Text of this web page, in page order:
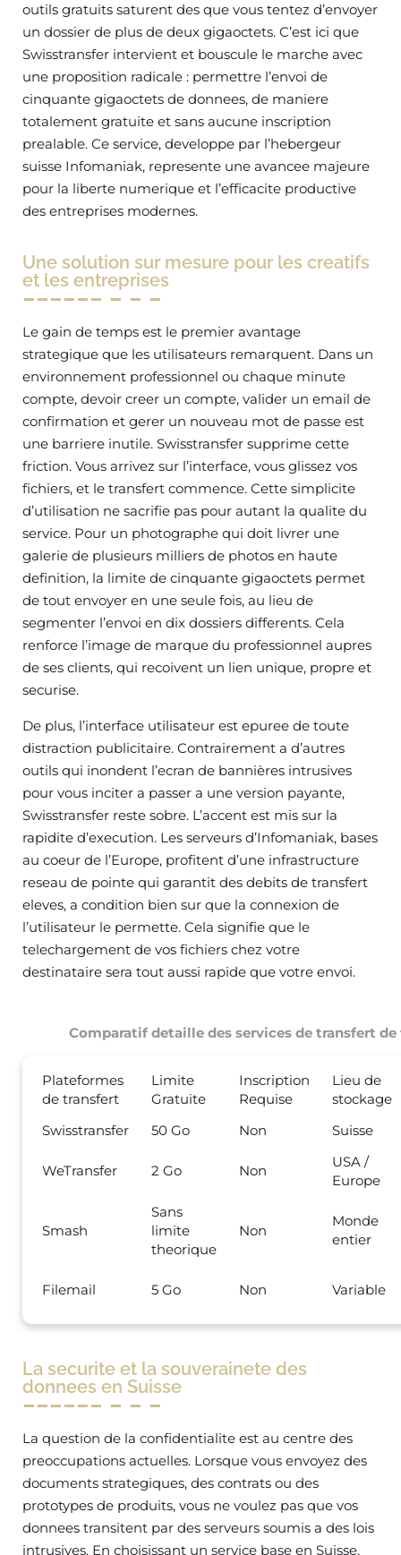
outils gratuits saturent des que vous tentez d’envoyer
un dossier de plus de deux gigaoctets. C’est ici que
Swisstransfer intervient et bouscule le marche avec
une proposition radicale : permettre l’envoi de
cinquante gigaoctets de donnees, de maniere
totalement gratuite et sans aucune inscription
prealable. Ce service, developpe par l’hebergeur
suisse Infomaniak, represente une avancee majeure
pour la liberte numerique et l’efficacite productive
des entreprises modernes.
Une solution sur mesure pour les creatifs
et les entreprises
Le gain de temps est le premier avantage
strategique que les utilisateurs remarquent. Dans un
environnement professionnel ou chaque minute
compte, devoir creer un compte, valider un email de
confirmation et gerer un nouveau mot de passe est
une barriere inutile. Swisstransfer supprime cette
friction. Vous arrivez sur l’interface, vous glissez vos
fichiers, et le transfert commence. Cette simplicite
d’utilisation ne sacrifie pas pour autant la qualite du
service. Pour un photographe qui doit livrer une
galerie de plusieurs milliers de photos en haute
definition, la limite de cinquante gigaoctets permet
de tout envoyer en une seule fois, au lieu de
segmenter l’envoi en dix dossiers differents. Cela
renforce l’image de marque du professionnel aupres
de ses clients, qui recoivent un lien unique, propre et
securise.
De plus, l’interface utilisateur est epuree de toute
distraction publicitaire. Contrairement a d’autres
outils qui inondent l’ecran de bannières intrusives
pour vous inciter a passer a une version payante,
Swisstransfer reste sobre. L’accent est mis sur la
rapidite d’execution. Les serveurs d’Infomaniak, bases
au coeur de l’Europe, profitent d’une infrastructure
reseau de pointe qui garantit des debits de transfert
eleves, a condition bien sur que la connexion de
l’utilisateur le permette. Cela signifie que le
telechargement de vos fichiers chez votre
destinataire sera tout aussi rapide que votre envoi.
Comparatif detaille des services de transfert de
Plateformes
de transfert
Limite
Gratuite
Inscription
Requise
Lieu de
stockage
Swisstransfer
50 Go Non Suisse
WeTransfer 2 Go Non
USA /
Europe
Smash
Sans
limite
theorique
Non
Monde
entier
Filemail 5 Go Non Variable
La securite et la souverainete des
donnees en Suisse
La question de la confidentialite est au centre des
preoccupations actuelles. Lorsque vous envoyez des
documents strategiques, des contrats ou des
prototypes de produits, vous ne voulez pas que vos
donnees transitent par des serveurs soumis a des lois
intrusives. En choisissant un service base en Suisse,